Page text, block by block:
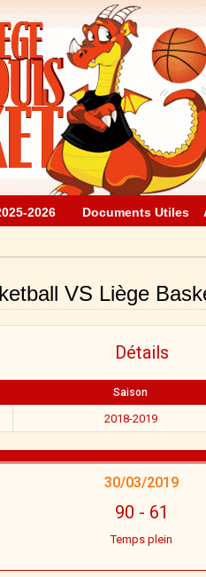
2026 Documents Utiles
VS Liège
Détails
Saison
2018-2019
30/03/2019
90 - 61
Temps plein